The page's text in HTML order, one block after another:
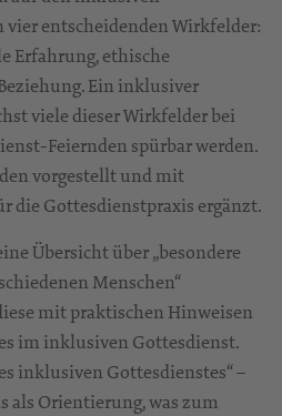
entscheidenden Wirkfelder:
Erfahrung, ethische
Ein inklusiver
viele dieser Wirkfelder bei
Feiernden spürbar werden.
vorgestellt und mit
die Gottesdienstpraxis ergänzt.
Übersicht über „besondere
Menschen“
mit praktischen Hinweisen
im inklusiven Gottesdienst.
inklusiven Gottesdienstes“ –
als Orientierung, was zum